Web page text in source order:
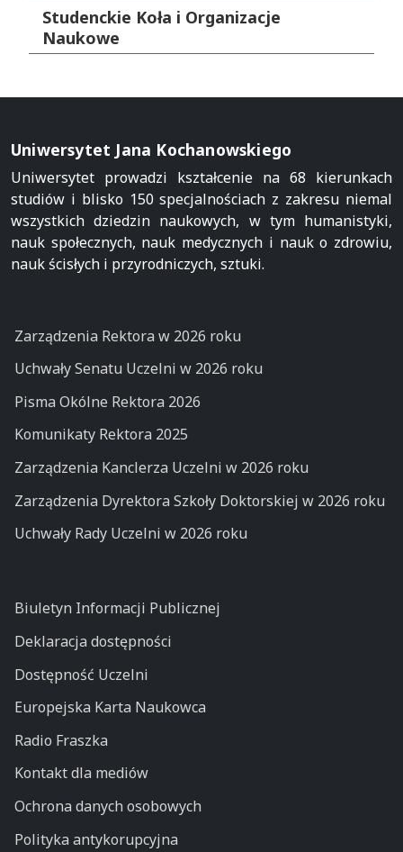
Studenckie Koła i Organizacje
Naukowe
Uniwersytet Jana Kochanowskiego
Uniwersytet prowadzi kształcenie na 68 kierunkach
studiów i blisko 150 specjalnościach z zakresu niemal
wszystkich dziedzin naukowych, w tym humanistyki,
nauk społecznych, nauk medycznych i nauk o zdrowiu,
nauk ścisłych i przyrodniczych, sztuki.
Zarządzenia Rektora w 2026 roku
Uchwały Senatu Uczelni w 2026 roku
Pisma Okólne Rektora 2026
Komunikaty Rektora 2025
Zarządzenia Kanclerza Uczelni w 2026 roku
Zarządzenia Dyrektora Szkoły Doktorskiej w 2026 roku
Uchwały Rady Uczelni w 2026 roku
Biuletyn Informacji Publicznej
Deklaracja dostępności
Dostępność Uczelni
Europejska Karta Naukowca
Radio Fraszka
Kontakt dla mediów
Ochrona danych osobowych
Polityka antykorupcyjna